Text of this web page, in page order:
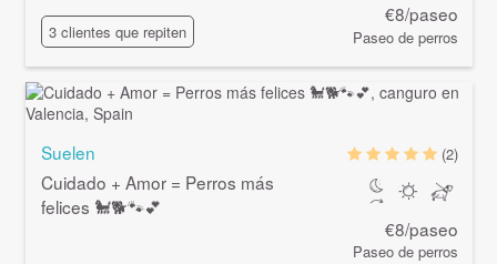
3 clientes que repiten
€8/paseo
Paseo de perros
Suelen
Cuidado + Amor = Perros más
felices 🐩🐕🐾💕
(2)
€8/paseo
Paseo de perros